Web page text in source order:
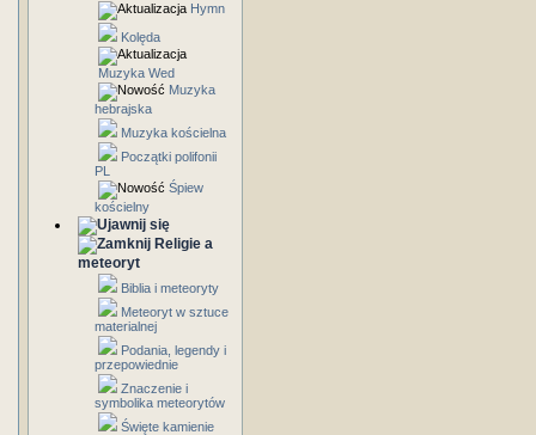
Hymn
Kolęda
Muzyka Wed
Muzyka
hebrajska
Muzyka kościelna
Początki polifonii
PL
Śpiew
kościelny
Religie a
meteoryt
Biblia i meteoryty
Meteoryt w sztuce
materialnej
Podania, legendy i
przepowiednie
Znaczenie i
symbolika meteorytów
Święte kamienie